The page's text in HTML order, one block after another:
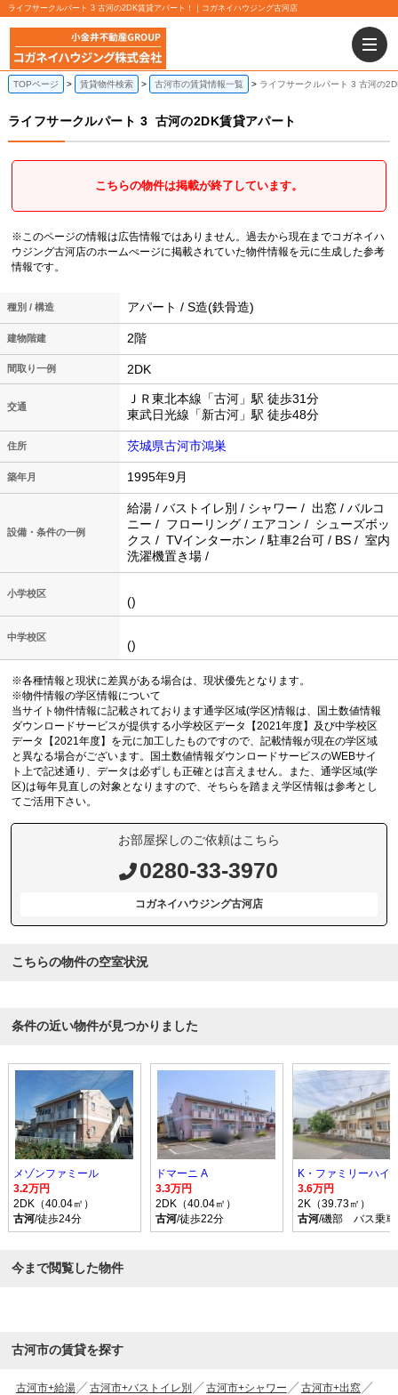
ライフサークルパート 3 古河の2DK賃貸アパート！｜コガネイハウジング古河店
TOPページ 賃貸物件検索 古河市の賃貸情報一覧 ライフサークルパート 3 古河の
ライフサークルパート 3 古河の2DK賃貸アパート
こちらの物件は掲載が終了しています。
※このページの情報は広告情報ではありません。過去から現在までコガネイハ
ウジング古河店のホームぺージに掲載されていた物件情報を元に生成した参考
情報です。
種別 / 構造 アパート / S造(鉄骨造)
建物階建 2階
間取り一例 2DK
交通
ＪＲ東北本線「古河」駅 徒歩31分
東武日光線「新古河」駅 徒歩48分
住所 茨城県古河市鴻巣
築年月 1995年9月
設備・条件の一例
給湯 / バストイレ別 / シャワー / 出窓 / バルコ
ニー / フローリング / エアコン / シューズボッ
クス / TVインターホン / 駐車2台可 / BS / 室内
洗濯機置き場 /
小学校区
()
中学校区
()
※各種情報と現状に差異がある場合は、現状優先となります。
※物件情報の学区情報について
当サイト物件情報に記載されております通学区域(学区)情報は、国土数値情報
ダウンロードサービスが提供する小学校区データ【2021年度】及び中学校区
データ【2021年度】を元に加工したものですので、記載情報が現在の学区域
と異なる場合がございます。国土数値情報ダウンロードサービスのWEBサイ
ト上で記述通り、データは必ずしも正確とは言えません。また、通学区域(学
区)は毎年見直しの対象となりますので、そちらを踏まえ学区情報は参考とし
てご活用下さい。
お部屋探しのご依頼はこちら
0280-33-3970
コガネイハウジング古河店
こちらの物件の空室状況
条件の近い物件が見つかりました
メゾンファミール
3.2万円
2DK（40.04㎡）
古河/徒歩24分
ドマーニ A
3.3万円
2DK（40.04㎡）
古河/徒歩22分
K・ファミリーハイ
3.6万円
2K（39.73㎡）
古河/磯部 バス乗
今まで閲覧した物件
古河市の賃貸を探す
古河市+給湯 古河市+バストイレ別 古河市+シャワー
古河市+出窓